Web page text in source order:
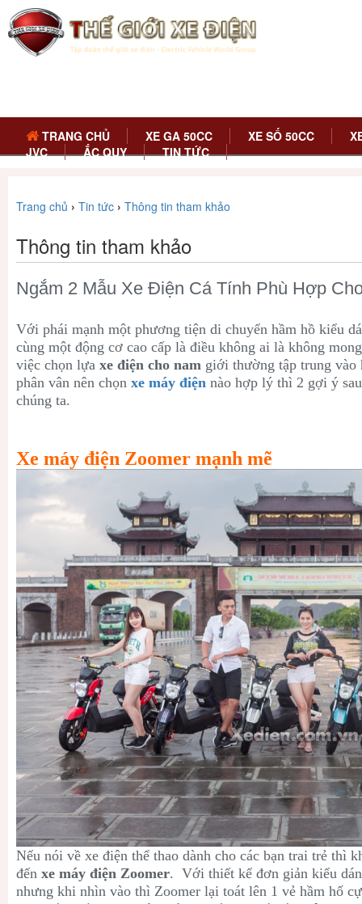
TRANG CHỦ XE GA 50CC XE SỐ 50CC
JVC
ẮC QUY TIN TỨC
Trang chủ › Tin tức › Thông tin tham khảo
Thông tin tham khảo
Ngắm 2 Mẫu Xe Điện Cá Tính Phù Hợp
Với phái mạnh một phương tiện di chuyển hầm hồ kiểu
cùng một động cơ cao cấp là điều không ai là không
việc chọn lựa xe điện cho nam giới thường tập trung vào
phân vân nên chọn xe máy điện nào hợp lý thì 2 gợi ý
chúng ta.
Xe máy điện Zoomer mạnh mẽ
Nếu nói về xe điện thể thao dành cho các bạn trai trẻ thì
đến xe máy điện Zoomer. Với thiết kế đơn giản kiểu
nhưng khi nhìn vào thì Zoomer lại toát lên 1 vẻ hầm hố